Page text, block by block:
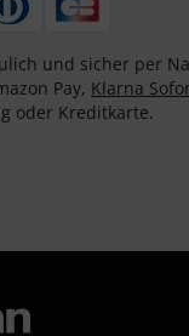
und sicher per
Pay, Klarna
oder Kreditkarte.